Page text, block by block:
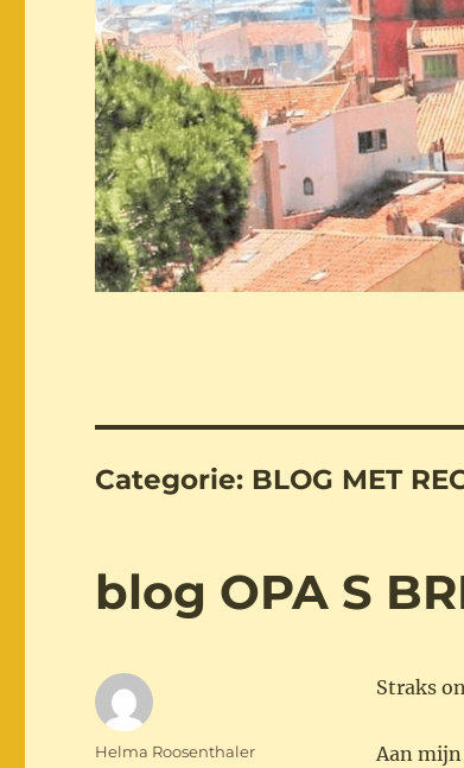
Categorie: BLOG MET
blog OPA S
Straks
Aan
Auteur
Helma Roosenthaler